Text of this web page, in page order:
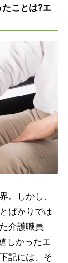
ことは?エ
。しかし、
ばかりでは
介護職員
しかったエ
記には、そ